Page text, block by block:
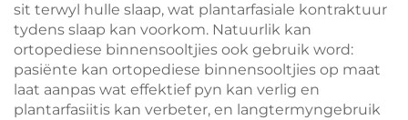
sit terwyl hulle slaap, wat plantarfasiale kontraktuur
tydens slaap kan voorkom. Natuurlik kan
ortopediese binnensooltjies ook gebruik word:
pasiënte kan ortopediese binnensooltjies op maat
laat aanpas wat effektief pyn kan verlig en
plantarfasiitis kan verbeter, en langtermyngebruik